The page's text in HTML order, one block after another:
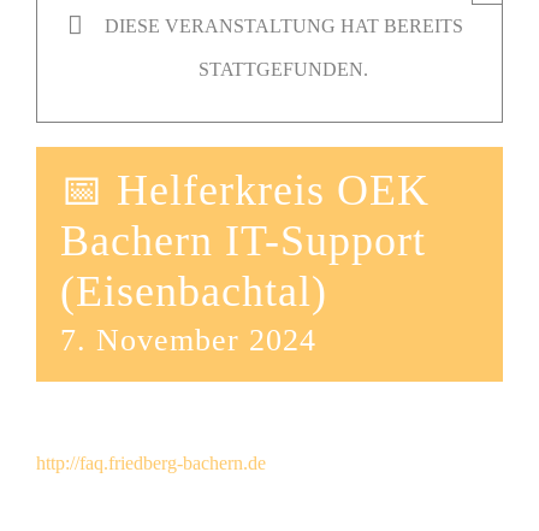
DIESE VERANSTALTUNG HAT BEREITS
STATTGEFUNDEN.
📅 Helferkreis OEK
Bachern IT-Support
(Eisenbachtal)
7. November 2024
http://faq.friedberg-bachern.de